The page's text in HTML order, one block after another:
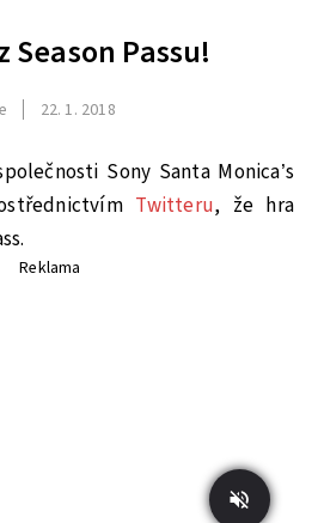
Season Passu!
22. 1. 2018
Sony Santa Monica’s
Twitteru, že hra
Reklama